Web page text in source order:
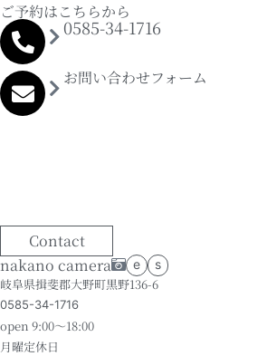
0585-34-1716
ご予約はこちらから
お問い合わせフォーム
Contact
nakano camera
e s
岐阜県揖斐郡大野町黒野136-6
0585-34-1716
open 9:00～18:00
月曜定休日